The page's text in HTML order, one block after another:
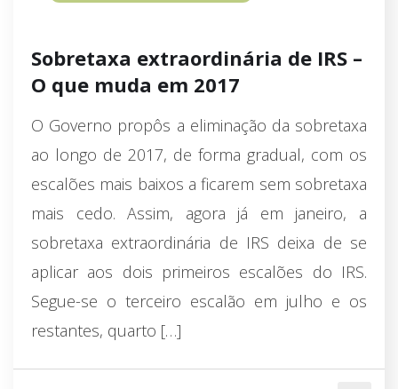
Sobretaxa extraordinária de IRS –
O que muda em 2017
O Governo propôs a eliminação da sobretaxa
ao longo de 2017, de forma gradual, com os
escalões mais baixos a ficarem sem sobretaxa
mais cedo. Assim, agora já em janeiro, a
sobretaxa extraordinária de IRS deixa de se
aplicar aos dois primeiros escalões do IRS.
Segue-se o terceiro escalão em julho e os
restantes, quarto […]